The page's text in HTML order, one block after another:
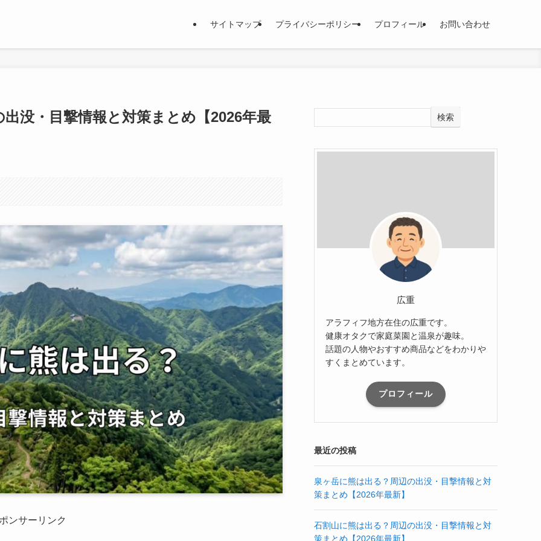
サイトマップ プライバシーポリシー プロフィール お問い合わせ
没・目撃情報と対策まとめ【2026年最
ンサーリンク
検索
広重
アラフィフ地方在住の広重です。
健康オタクで家庭菜園と温泉が趣味。
話題の人物やおすすめ商品などをわかりや
すくまとめています。
プロフィール
最近の投稿
泉ヶ岳に熊は出る？周辺の出没・目撃情報と対
策まとめ【2026年最新】
石割山に熊は出る？周辺の出没・目撃情報と対
策まとめ【2026年最新】